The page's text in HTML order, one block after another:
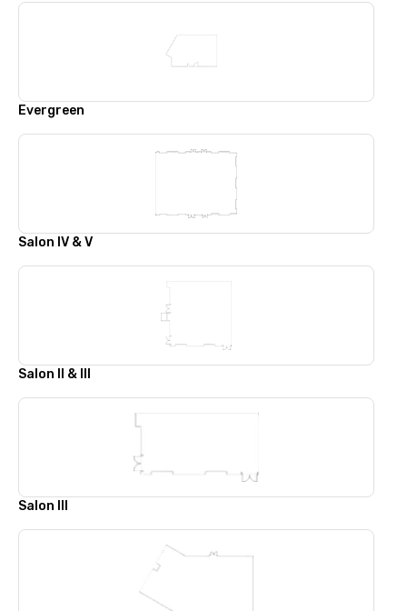
Evergreen
Salon IV & V
Salon II & III
Salon III